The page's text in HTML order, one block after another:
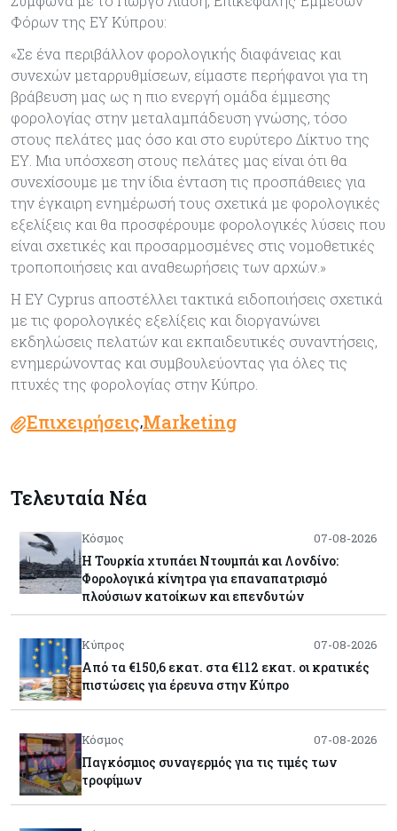
Φόρων της ΕΥ Κύπρου:
«Σε ένα περιβάλλον φορολογικής διαφάνειας και
συνεχών μεταρρυθμίσεων, είμαστε περήφανοι για τη
βράβευση μας ως η πιο ενεργή ομάδα έμμεσης
φορολογίας στην μεταλαμπάδευση γνώσης, τόσο
στους πελάτες μας όσο και στο ευρύτερο Δίκτυο της
ΕΥ. Μια υπόσχεση στους πελάτες μας είναι ότι θα
συνεχίσουμε με την ίδια ένταση τις προσπάθειες για
την έγκαιρη ενημέρωσή τους σχετικά με φορολογικές
εξελίξεις και θα προσφέρουμε φορολογικές λύσεις που
είναι σχετικές και προσαρμοσμένες στις νομοθετικές
τροποποιήσεις και αναθεωρήσεις των αρχών.»
Η EY Cyprus αποστέλλει τακτικά ειδοποιήσεις σχετικά
με τις φορολογικές εξελίξεις και διοργανώνει
εκδηλώσεις πελατών και εκπαιδευτικές συναντήσεις,
ενημερώνοντας και συμβουλεύοντας για όλες τις
πτυχές της φορολογίας στην Κύπρο.
Επιχειρήσεις,Marketing
Τελευταία Νέα
Κόσμος 07-08-2026
Η Τουρκία χτυπάει Ντουμπάι και Λονδίνο:
Φορολογικά κίνητρα για επαναπατρισμό
πλούσιων κατοίκων και επενδυτών
Κύπρος 07-08-2026
Από τα €150,6 εκατ. στα €112 εκατ. οι κρατικές
πιστώσεις για έρευνα στην Κύπρο
Κόσμος 07-08-2026
Παγκόσμιος συναγερμός για τις τιμές των
τροφίμων